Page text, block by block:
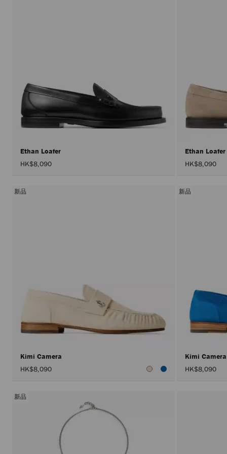
Ethan Loafer
HK$8,090
Ethan Loafer
HK$8,090
新品
Kimi Camera
HK$8,090
新品
Kimi
HK$8,090
新品